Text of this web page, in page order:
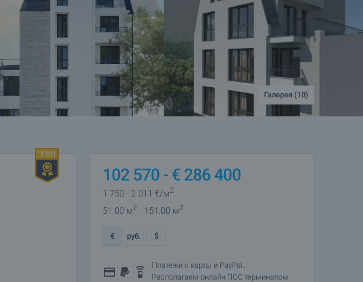
Галерея (10)
102 570 - € 286 400
1 750 - 2 011 €/м2
51.00 м2 - 151.00 м2
€ руб. $
Платежи с карты и PayPal.
Располагаем онлайн ПОС терминалом